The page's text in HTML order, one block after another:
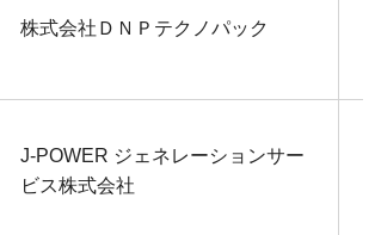
株式会社ＤＮＰテクノパック
J-POWER ジェネレーションサー
ビス株式会社